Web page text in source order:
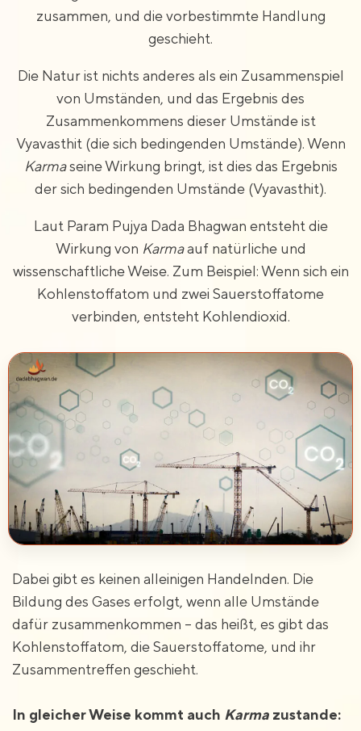
zusammen, und die vorbestimmte Handlung
geschieht.
Die Natur ist nichts anderes als ein Zusammenspiel
von Umständen, und das Ergebnis des
Zusammenkommens dieser Umstände ist
Vyavasthit (die sich bedingenden Umstände). Wenn
Karmaseine Wirkung bringt, ist dies das Ergebnis
der sich bedingenden Umstände (Vyavasthit).
Laut Param Pujya Dada Bhagwan entsteht die
Wirkung von Karmaauf natürliche und
wissenschaftliche Weise. Zum Beispiel: Wenn sich ein
Kohlenstoffatom und zwei Sauerstoffatome
verbinden, entsteht Kohlendioxid.
Dabei gibt es keinen alleinigen Handelnden. Die
Bildung des Gases erfolgt, wenn alle Umstände
dafür zusammenkommen – das heißt, es gibt das
Kohlenstoffatom, die Sauerstoffatome, und ihr
Zusammentreffen geschieht.
In gleicher Weise kommt auch Karma zustande: